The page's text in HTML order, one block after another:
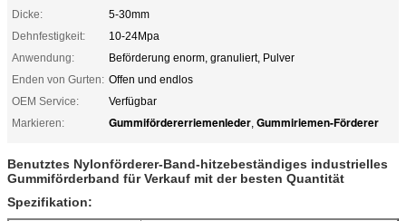
Dicke:
5-30mm
Dehnfestigkeit:
10-24Mpa
Anwendung:
Beförderung enorm, granuliert, Pulver
Enden von Gurten: Offen und endlos
OEM Service:
Verfügbar
Markieren:
Gummifördererriemenleder, Gummiriemen-Förderer
Benutztes Nylonförderer-Band-hitzebeständiges industrielles
Gummiförderband für Verkauf mit der besten Quantität
Spezifikation: